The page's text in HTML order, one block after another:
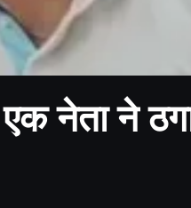
नेता ने